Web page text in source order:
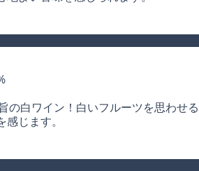
の白ワイン！白いフルーツを思わせ
じます。